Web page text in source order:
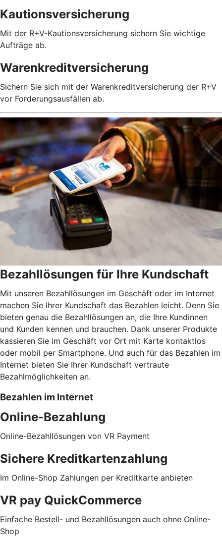
Kautionsversicherung
Mit der R+V-Kautionsversicherung sichern Sie wichtige
Aufträge ab.
Warenkreditversicherung
Sichern Sie sich mit der Warenkreditversicherung der R+V
vor Forderungsausfällen ab.
Bezahllösungen für Ihre Kundschaft
Mit unseren Bezahllösungen im Geschäft oder im Internet
machen Sie Ihrer Kundschaft das Bezahlen leicht. Denn Sie
bieten genau die Bezahllösungen an, die Ihre Kundinnen
und Kunden kennen und brauchen. Dank unserer Produkte
kassieren Sie im Geschäft vor Ort mit Karte kontaktlos
oder mobil per Smartphone. Und auch für das Bezahlen im
Internet bieten Sie Ihrer Kundschaft vertraute
Bezahlmöglichkeiten an.
Bezahlen im Internet
Online-Bezahlung
Online-Bezahllösungen von VR Payment
Sichere Kreditkartenzahlung
Im Online-Shop Zahlungen per Kreditkarte anbieten
VR pay QuickCommerce
Einfache Bestell- und Bezahllösungen auch ohne Online-
Shop